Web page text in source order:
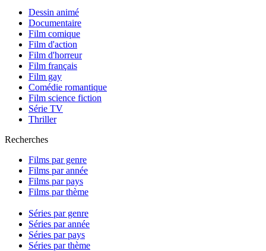
Dessin animé
Documentaire
Film comique
Film d'action
Film d'horreur
Film français
Film gay
Comédie romantique
Film science fiction
Série TV
Thriller
Recherches
Films par genre
Films par année
Films par pays
Films par thème
Séries par genre
Séries par année
Séries par pays
Séries par thème